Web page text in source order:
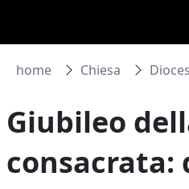
home Chiesa
Giubileo
consacrata: